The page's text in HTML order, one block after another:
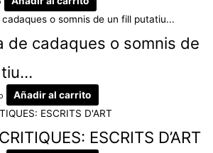
de cadaques o somnis de
Añadir al carrito
ESCRITS D’ART